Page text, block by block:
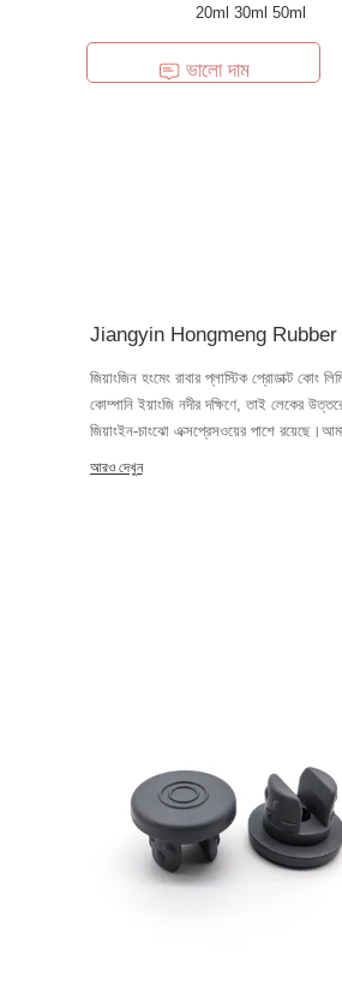
20ml 30ml 50ml
ভালো দাম
Jiangyin Hongmeng
জিয়াংজিন হংমেং রাবার প্লাস্টিক প্রোডাক্ট কোং
কোম্পানি ইয়াংজি নদীর দক্ষিণে, তাই লেকের
জিয়াংইন-চাংঝো এক্সপ্রেসওয়ের পাশে
টিউব, রক্ত ​​সংগ্রহের সূঁচের জন্য রাবার সূঁচের
কোনও স্পেসিফিকেশনে রাবার স্টপারও তৈরি
আরও দেখুন